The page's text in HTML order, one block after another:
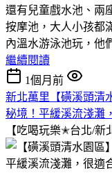
還有兒童戲水池、兩
按摩池，大人小孩都
內溫水游泳池玩，他
繼續閱讀
1個月前
新北萬里【磺溪頭清
秘境！平緩溪流淺灘
【吃喝玩樂✭台北/新